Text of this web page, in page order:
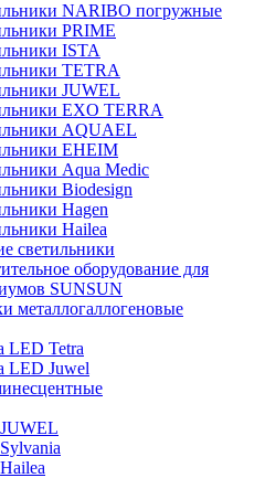
NARIBO погружные
PRIME
ISTA
TETRA
JUWEL
EXO TERRA
AQUAEL
EHEIM
Aqua Medic
Biodesign
Hagen
Hailea
светильники
оборудование для
SUNSUN
металлогаллогеновые
LED Tetra
LED Juwel
JUWEL
Sylvania
Hailea